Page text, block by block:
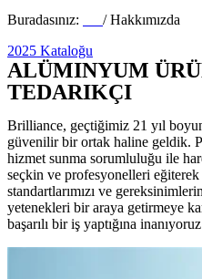
Buradasınız: /Hakkımızda
2025 Kataloğu
ALÜMINYUM
TEDARIKÇI
Brilliance, geçtiğimiz 21 yıl
güvenilir bir ortak haline geldik.
hizmet sunma sorumluluğu ile
seçkin ve profesyonelleri
standartlarımızı ve
yetenekleri bir araya getirmeye
başarılı bir iş yaptığına inanıyoruz